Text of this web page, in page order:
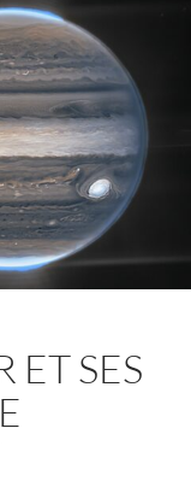
ET SES